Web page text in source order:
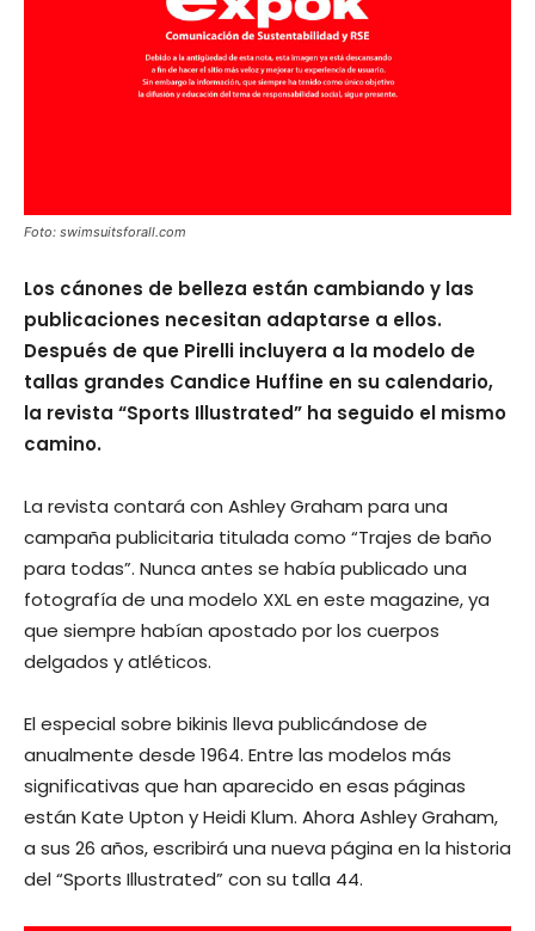
Foto: swimsuitsforall.com
Los cánones de belleza están cambiando y las
publicaciones necesitan adaptarse a ellos.
Después de que Pirelli incluyera a la modelo de
tallas grandes Candice Huffine en su calendario,
la revista “Sports Illustrated” ha seguido el mismo
camino.
La revista contará con Ashley Graham para una
campaña publicitaria titulada como “Trajes de baño
para todas”. Nunca antes se había publicado una
fotografía de una modelo XXL en este magazine, ya
que siempre habían apostado por los cuerpos
delgados y atléticos.
El especial sobre bikinis lleva publicándose de
anualmente desde 1964. Entre las modelos más
significativas que han aparecido en esas páginas
están Kate Upton y Heidi Klum. Ahora Ashley Graham,
a sus 26 años, escribirá una nueva página en la historia
del “Sports Illustrated” con su talla 44.